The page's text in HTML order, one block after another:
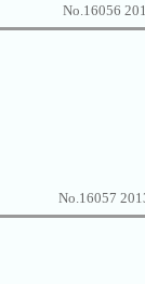
No.16056
No.16057